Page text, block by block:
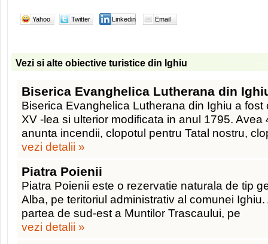
Yahoo Twitter Linkedin Email
Vezi si alte obiective turistice din Ighiu
Biserica Evanghelica Lutherana din
Biserica Evanghelica Lutherana din Ighiu a fost
XV -lea si ulterior modificata in anul 1795.
anunta incendii, clopotul pentru Tatal nostru,
vezi detalii »
Piatra Poienii
Piatra Poienii este o rezervatie naturala de tip
Alba, pe teritoriul administrativ al comunei
partea de sud-est a Muntilor Trascaului, pe
vezi detalii »